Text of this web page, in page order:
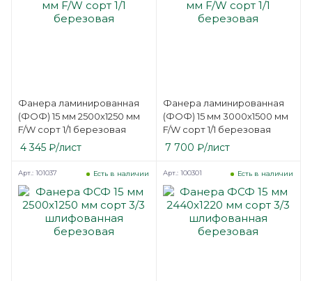
Фанера ламинированная
(ФОФ) 15 мм 2500х1250 мм
F/W сорт 1/1 березовая
4 345 ₽/лист
Фанера ламинированная
(ФОФ) 15 мм 3000х1500 мм
F/W сорт 1/1 березовая
7 700 ₽/лист
Есть в наличии
Арт.: 101037 Есть в наличии
Арт.: 100301